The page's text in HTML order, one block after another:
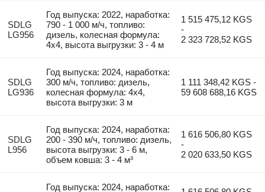
SDLG
LG956
Год выпуска: 2022, наработка:
790 - 1 000 м/ч, топливо:
дизель, колесная формула:
4x4, высота выгрузки: 3 - 4 м
1 515 475,12 KGS
-
2 323 728,52 KGS
SDLG
LG936
Год выпуска: 2024, наработка:
300 м/ч, топливо: дизель,
колесная формула: 4x4,
высота выгрузки: 3 м
1 111 348,42 KGS -
59 608 688,16 KGS
SDLG
L956
Год выпуска: 2024, наработка:
200 - 390 м/ч, топливо: дизель,
высота выгрузки: 3 - 6 м,
объем ковша: 3 - 4 м³
1 616 506,80 KGS
-
2 020 633,50 KGS
Год выпуска: 2024, наработка: